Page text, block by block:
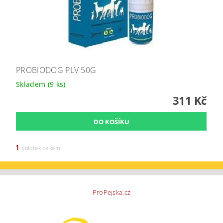
PROBIODOG PLV 50G
Skladem (9 ks)
311 Kč
1 položek celkem
ProPejska.cz